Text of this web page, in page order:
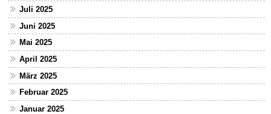
Juli 2025
Juni 2025
Mai 2025
April 2025
März 2025
Februar 2025
Januar 2025